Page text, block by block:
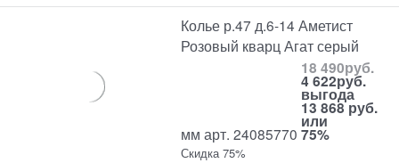
Колье р.47 д.6-14 Аметист
Розовый кварц Агат серый
мм арт. 24085770
18 490руб.
4 622руб.
выгода
13 868 руб.
или
75%
Скидка 75%